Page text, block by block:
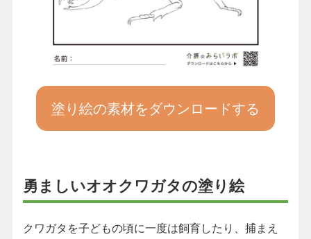
塗り絵の素材をダウンロードする
勇ましいオオクワガタの塗り絵
クワガタを子どもの頃に一度は飼育したり、捕まえ